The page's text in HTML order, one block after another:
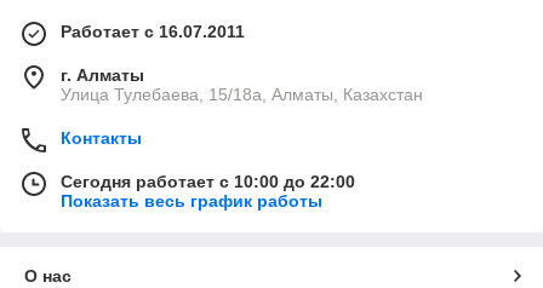
Работает с 16.07.2011
г. Алматы
Улица Тулебаева, 15/18а, Алматы, Казахстан
Контакты
Сегодня работает с 10:00 до 22:00
Показать весь график работы
О нас